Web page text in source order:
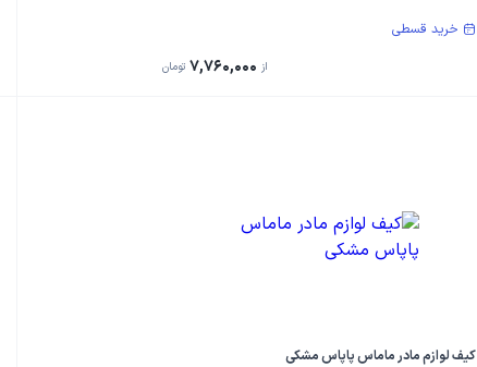
خرید قسطی
از 7,760,000 تومان
کیف لوازم مادر ماماس پاپاس مشکی